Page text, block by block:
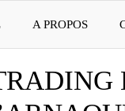
A PROPOS